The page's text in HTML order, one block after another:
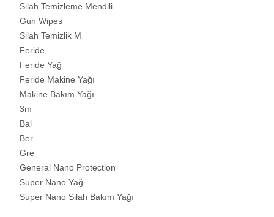
Silah Temizleme Mendili
Gun Wipes
Silah Temizlik M
Feride
Feride Yağ
Feride Makine Yağı
Makine Bakım Yağı
3m
Bal
Ber
Gre
General Nano Protection
Super Nano Yağ
Super Nano Silah Bakım Yağı